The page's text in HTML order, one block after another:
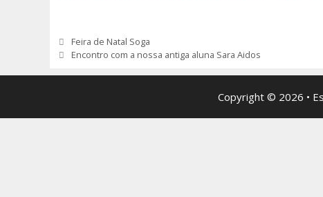
Navegação
de
Feira de Natal Soga
Encontro com a nossa antiga aluna Sara Aidos
Copyright © 2026 •